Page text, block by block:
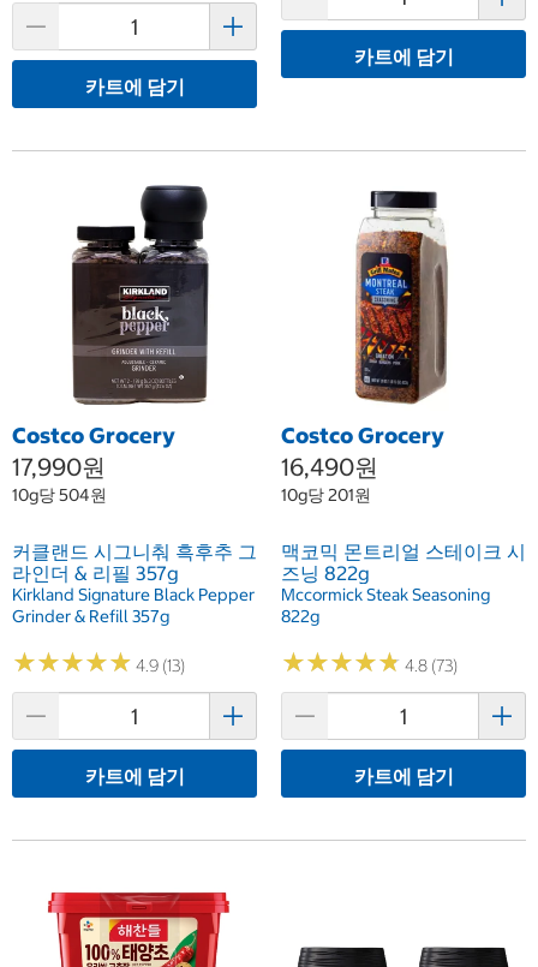
카트에 담기
카트에 담기
Costco Grocery
17,990원
10g당 504원
커클랜드 시그니춰 흑후추 그
라인더 & 리필 357g
Kirkland Signature Black Pepper
Grinder & Refill 357g
★★★★★
★★★★★ 4.9 (13)
카트에 담기
Costco Grocery
16,490원
10g당 201원
맥코믹 몬트리얼 스테이크 시
즈닝 822g
Mccormick Steak Seasoning
822g
★★★★★
★★★★★ 4.8 (73)
카트에 담기